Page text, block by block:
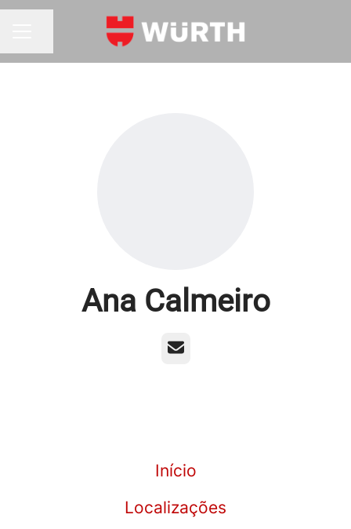
MENU DE CARREIRAS
Partilhar página
Ana Calmeiro
E-mail
Início
Localizações